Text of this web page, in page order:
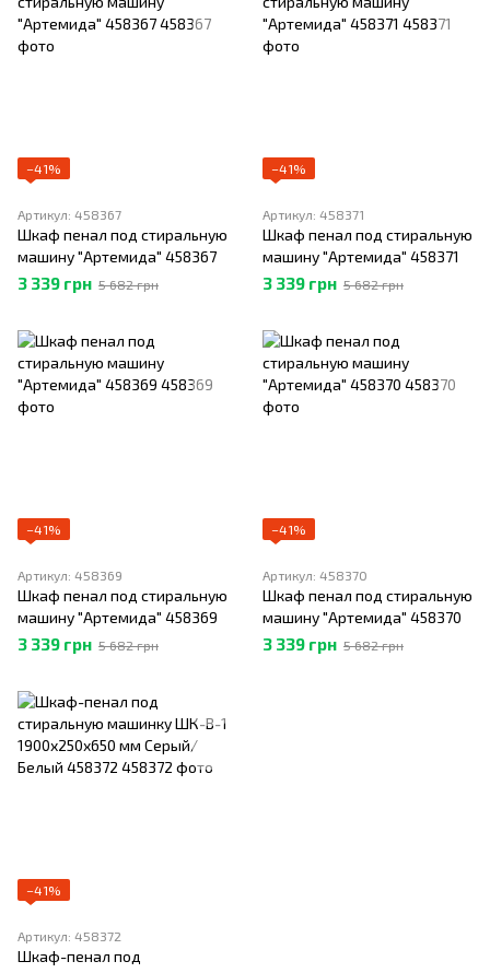
−41%
Артикул: 458367
Шкаф пенал под стиральную
машину "Артемида" 458367
3 339 грн 5 682 грн
−41%
Артикул: 458371
Шкаф пенал под стиральную
машину "Артемида" 458371
3 339 грн 5 682 грн
−41%
Артикул: 458369
Шкаф пенал под стиральную
машину "Артемида" 458369
3 339 грн 5 682 грн
−41%
Артикул: 458370
Шкаф пенал под стиральную
машину "Артемида" 458370
3 339 грн 5 682 грн
−41%
Артикул: 458372
Шкаф-пенал под